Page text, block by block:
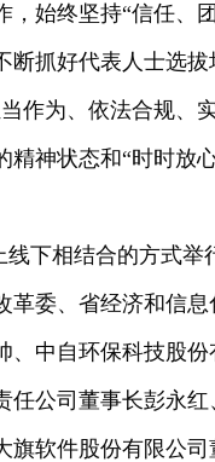
始终坚持“信任、
抓好代表人士选
作为、依法合规、
神状态和“时时放
下相结合的方式
委、省经济和信息
、中自环保科技股
公司董事长彭永
软件股份有限公